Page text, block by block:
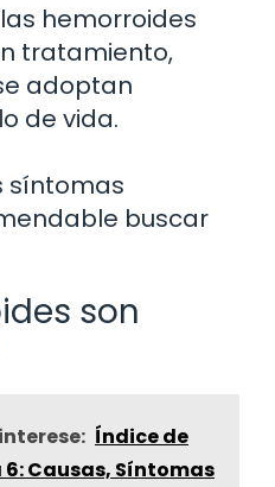
hemorroides
tratamiento,
adoptan
de vida.
síntomas
buscar
son
Índice de
Causas, Síntomas